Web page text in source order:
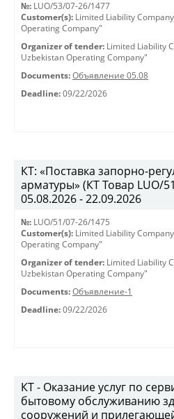
№: LUO/53/07-26/1477
Customer(s): Limited Liability
Operating Company"
Organizer of tender: Limited Liability
Uzbekistan Operating Company"
Documents: Объявление 05.08
Deadline: 09/22/2026
КТ: «Поставка запорно-
арматуры» (КТ Товар LUO/
05.08.2026 - 22.09.2026
№: LUO/51/07-26/1475
Customer(s): Limited Liability
Operating Company"
Organizer of tender: Limited Liability
Uzbekistan Operating Company"
Documents: Объявление-1
Deadline: 09/22/2026
КТ - Оказание услуг по
бытовому обслуживанию
сооружений и